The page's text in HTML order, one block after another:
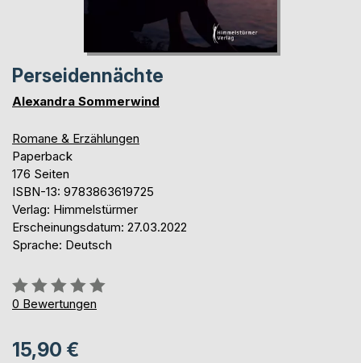
Perseidennächte
Alexandra Sommerwind
Romane & Erzählungen
Paperback
176 Seiten
ISBN-13: 9783863619725
Verlag: Himmelstürmer
Erscheinungsdatum: 27.03.2022
Sprache: Deutsch
Bewertung::
0%
0 Bewertungen
15,90 €